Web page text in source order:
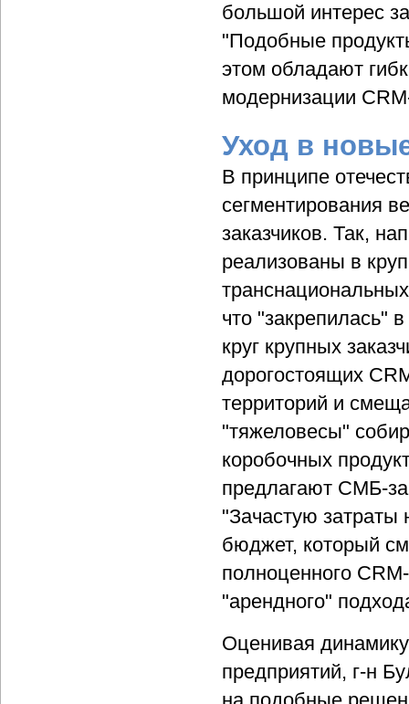
большой интерес
"Подобные
этом обладают
модернизации
Уход в
В принципе
сегментирования
заказчиков. Так,
реализованы в
что "закрепилась"
круг крупных
дорогостоящих
территорий и
"тяжеловесы"
коробочных
предлагают СМБ-
"Зачастую затраты
бюджет, который
полноценного
"арендного"
Оценивая
предприятий, г-н